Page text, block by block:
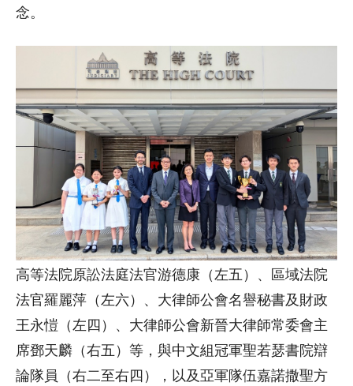
念。
高等法院原訟法庭法官游德康（左五）、區域法院
法官羅麗萍（左六）、大律師公會名譽秘書及財政
王永愷（左四）、大律師公會新晉大律師常委會主
席鄧天麟（右五）等，與中文組冠軍聖若瑟書院辯
論隊員（右二至右四），以及亞軍隊伍嘉諾撒聖方